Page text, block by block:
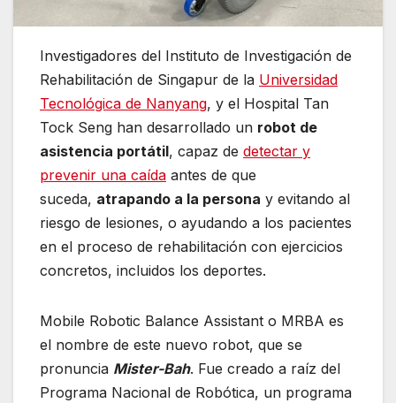
Investigadores del Instituto de Investigación de
Rehabilitación de Singapur de la Universidad
Tecnológica de Nanyang, y el Hospital Tan
Tock Seng han desarrollado un robot de
asistencia portátil, capaz de detectar y
prevenir una caída antes de que
suceda, atrapando a la persona y evitando al
riesgo de lesiones, o ayudando a los pacientes
en el proceso de rehabilitación con ejercicios
concretos, incluidos los deportes.
Mobile Robotic Balance Assistant o MRBA es
el nombre de este nuevo robot, que se
pronuncia Mister-Bah. Fue creado a raíz del
Programa Nacional de Robótica, un programa